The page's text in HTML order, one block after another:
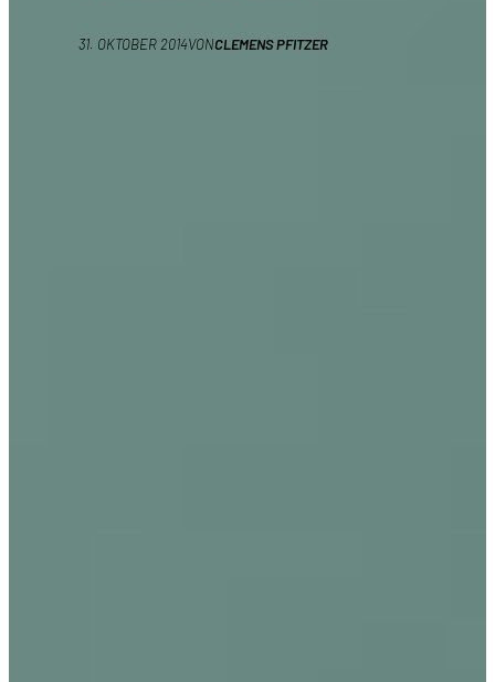
31. OKTOBER 2014VONCLEMENS PFITZER